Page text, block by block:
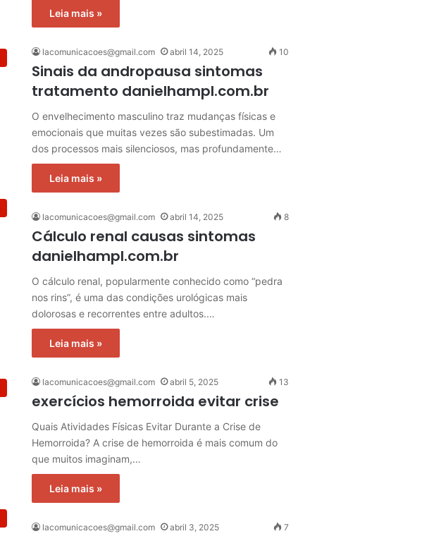
Leia mais »
lacomunicacoes@gmail.com abril 14, 2025 10
Sinais da andropausa sintomas
tratamento danielhampl.com.br
O envelhecimento masculino traz mudanças físicas e
emocionais que muitas vezes são subestimadas. Um
dos processos mais silenciosos, mas profundamente…
Leia mais »
lacomunicacoes@gmail.com abril 14, 2025 8
Cálculo renal causas sintomas
danielhampl.com.br
O cálculo renal, popularmente conhecido como “pedra
nos rins”, é uma das condições urológicas mais
dolorosas e recorrentes entre adultos.…
Leia mais »
lacomunicacoes@gmail.com abril 5, 2025 13
exercícios hemorroida evitar crise
Quais Atividades Físicas Evitar Durante a Crise de
Hemorroida? A crise de hemorroida é mais comum do
que muitos imaginam,…
Leia mais »
lacomunicacoes@gmail.com abril 3, 2025 7